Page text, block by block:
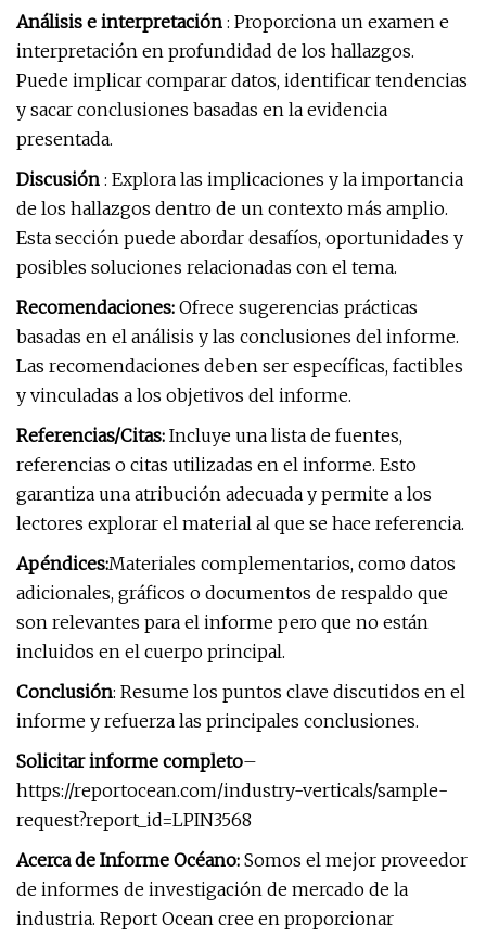
Análisis e interpretación : Proporciona un examen e
interpretación en profundidad de los hallazgos.
Puede implicar comparar datos, identificar tendencias
y sacar conclusiones basadas en la evidencia
presentada.
Discusión : Explora las implicaciones y la importancia
de los hallazgos dentro de un contexto más amplio.
Esta sección puede abordar desafíos, oportunidades y
posibles soluciones relacionadas con el tema.
Recomendaciones: Ofrece sugerencias prácticas
basadas en el análisis y las conclusiones del informe.
Las recomendaciones deben ser específicas, factibles
y vinculadas a los objetivos del informe.
Referencias/Citas: Incluye una lista de fuentes,
referencias o citas utilizadas en el informe. Esto
garantiza una atribución adecuada y permite a los
lectores explorar el material al que se hace referencia.
Apéndices:Materiales complementarios, como datos
adicionales, gráficos o documentos de respaldo que
son relevantes para el informe pero que no están
incluidos en el cuerpo principal.
Conclusión: Resume los puntos clave discutidos en el
informe y refuerza las principales conclusiones.
Solicitar informe completo–
https://reportocean.com/industry-verticals/sample-
request?report_id=LPIN3568
Acerca de Informe Océano: Somos el mejor proveedor
de informes de investigación de mercado de la
industria. Report Ocean cree en proporcionar